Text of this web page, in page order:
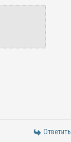
Ответить